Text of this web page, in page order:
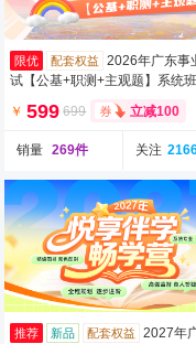
限优 配套权益
2026年广东事
试【公基+职测+主观题】系统
二期）（含图书）
￥ 599 699 立减100
销量 269件 关注
推荐 新品 配套权益
2027年